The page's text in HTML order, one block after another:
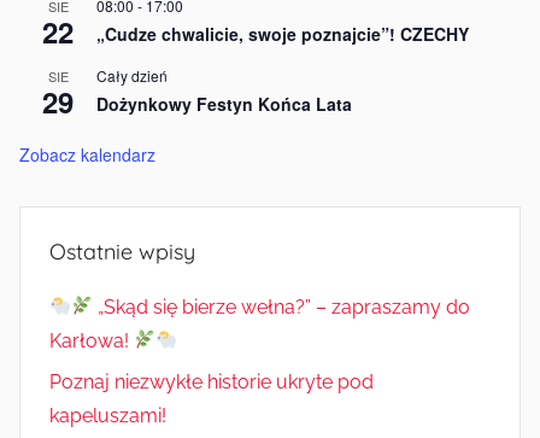
SIE
22
08:00 - 17:00
„Cudze chwalicie, swoje poznajcie”! CZECHY
SIE
29
Cały dzień
Dożynkowy Festyn Końca Lata
Zobacz kalendarz
Ostatnie wpisy
„Skąd się bierze wełna?” – zapraszamy do
Karłowa!
Poznaj niezwykłe historie ukryte pod
kapeluszami!